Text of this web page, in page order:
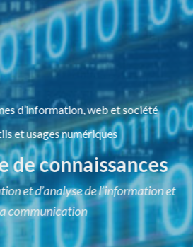
d’information, web et société
et usages numériques
de connaissances
et d’analyse de l’information et
communication